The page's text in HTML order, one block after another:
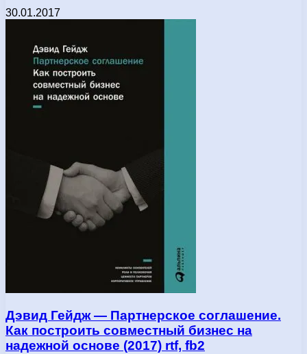
30.01.2017
Дэвид Гейдж — Партнерское соглашение.
Как построить совместный бизнес на
надежной основе (2017) rtf, fb2